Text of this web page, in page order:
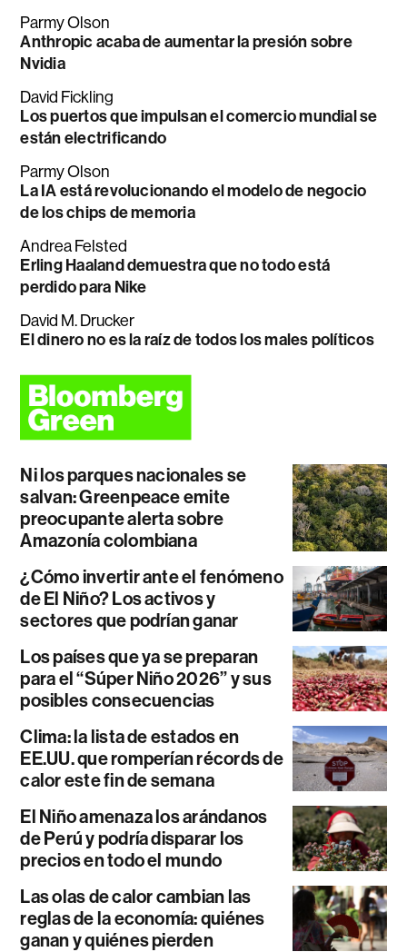
Parmy Olson
Anthropic acaba de aumentar la presión sobre
Nvidia
David Fickling
Los puertos que impulsan el comercio mundial se
están electrificando
Parmy Olson
La IA está revolucionando el modelo de negocio
de los chips de memoria
Andrea Felsted
Erling Haaland demuestra que no todo está
perdido para Nike
David M. Drucker
El dinero no es la raíz de todos los males políticos
Ni los parques nacionales se
salvan: Greenpeace emite
preocupante alerta sobre
Amazonía colombiana
¿Cómo invertir ante el fenómeno
de El Niño? Los activos y
sectores que podrían ganar
Los países que ya se preparan
para el “Súper Niño 2026” y sus
posibles consecuencias
Clima: la lista de estados en
EE.UU. que romperían récords de
calor este fin de semana
El Niño amenaza los arándanos
de Perú y podría disparar los
precios en todo el mundo
Las olas de calor cambian las
reglas de la economía: quiénes
ganan y quiénes pierden